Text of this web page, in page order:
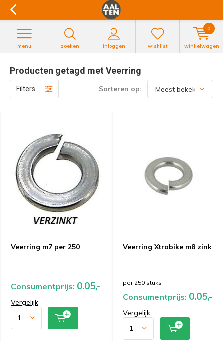
zoeken inloggen
menu wishlist winkelwagen
0
Producten getagd met Veerring
Filters Sorteren op:
Veerring m7 per 250
Consumentprijs: 0.05,-
Vergelijk
Veerring Xtrabike m8 zink
per 250 stuks
Consumentprijs: 0.05,-
Vergelijk